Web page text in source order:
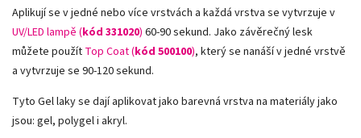
Aplikují se v jedné nebo více vrstvách a každá vrstva se vytvrzuje v
UV/LED lampě (kód 331020) 60-90 sekund. Jako závěrečný lesk
můžete použít Top Coat (kód 500100), který se nanáší v jedné vrstvě
a vytvrzuje se 90-120 sekund.
Tyto Gel laky se dají aplikovat jako barevná vrstva na materiály jako
jsou: gel, polygel i akryl.